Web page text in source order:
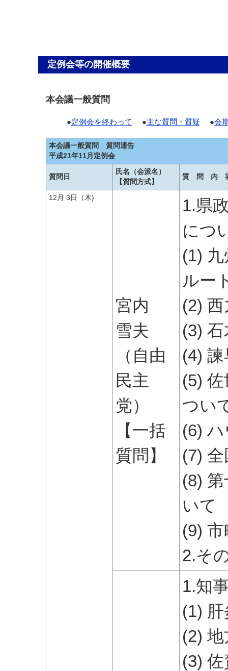
定例会等の開催概要
本会議一般質問
●定例会を終わって ●主な質問・質疑 ●会
本会議一般質問 質問通告
平成21年11月定例会
質問日
氏名（会派名）
【質問方式】
質 問 内
12月 3日（木)
宮内
雪夫
（自由
民主
党）
【一括
質問】
1.県
につ
(1)
ルー
(2)
(3)
(4)
(5)
つい
(6)
(7)
(8)
いて
(9)
2.そ
1.知
(1)
(2)
(3)